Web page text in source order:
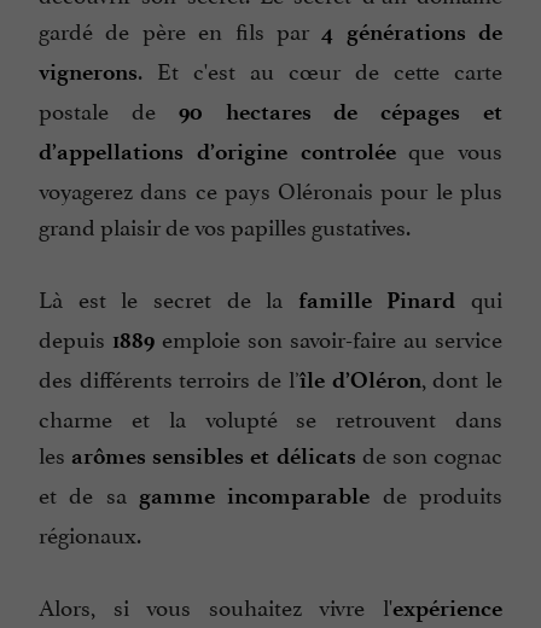
gardé de père en fils par 4 générations de
vignerons. Et c'est au cœur de cette carte
postale de
90 hectares
de cépages et
dʼappellations dʼorigine controléeque vous
voyagerez dans ce pays Oléronais pour le plus
grand plaisir de vos papilles gustatives.
Là est le secret de la famille Pinard qui
depuis 1889 emploie son savoir-faire au service
des différents terroirs de lʼîle dʼOléron, dont le
charme et la volupté se retrouvent dans
les arômes sensibles et délicats de son cognac
et de sa gamme incomparable de produits
régionaux.
Alors, si vous souhaitez vivre l'expérience